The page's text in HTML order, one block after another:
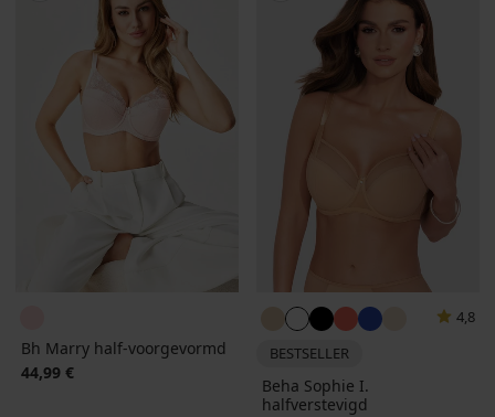
Bh Marry half-voorgevormd
44,99 €
4,8
BESTSELLER
Beha Sophie I.
halfverstevigd